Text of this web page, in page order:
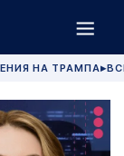
НА ТРАМПА▶